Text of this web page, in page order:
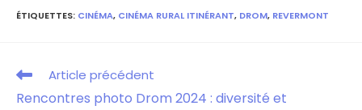
ÉTIQUETTES: CINÉMA, CINÉMA RURAL ITINÉRANT, DROM, REVERMONT
Article précédent
Rencontres photo Drom 2024 : diversité et